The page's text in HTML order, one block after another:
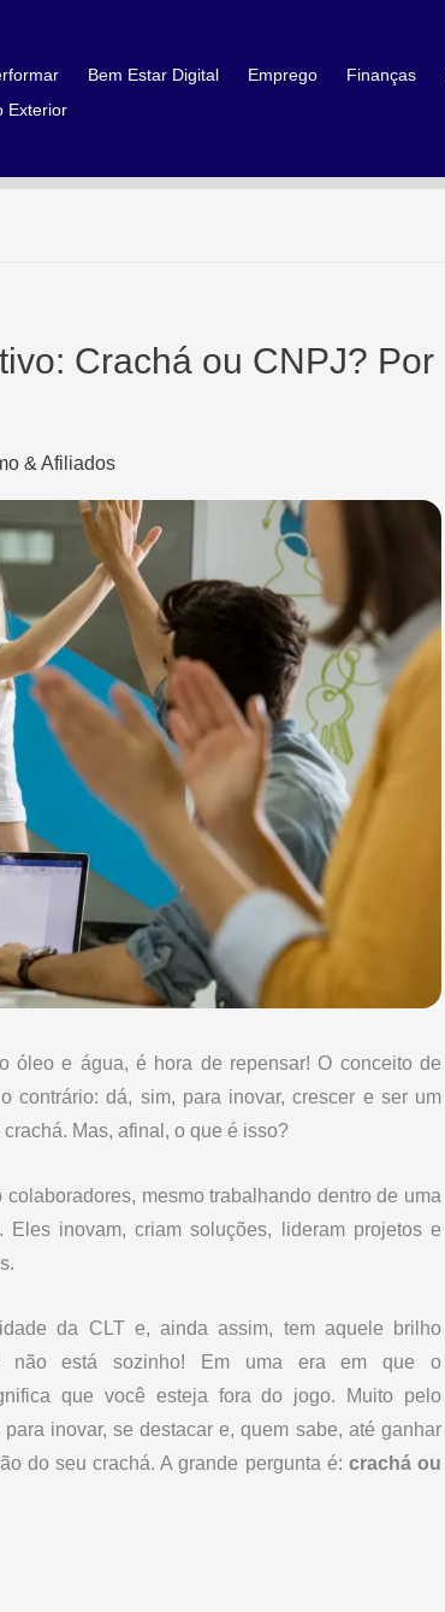
Bem Estar Digital Emprego Finanças
Exterior
Crachá ou CNPJ? Por
& Afiliados
óleo e água, é hora de repensar! O conceito de
contrário: dá, sim, para inovar, crescer e ser um
Mas, afinal, o que é isso?
colaboradores, mesmo trabalhando dentro de uma
inovam, criam soluções, lideram projetos e
da CLT e, ainda assim, tem aquele brilho
não está sozinho! Em uma era em que o
que você esteja fora do jogo. Muito pelo
inovar, se destacar e, quem sabe, até ganhar
do seu crachá. A grande pergunta é: crachá ou